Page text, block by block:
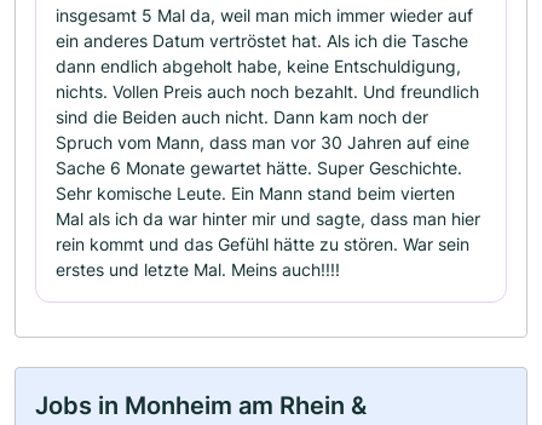
insgesamt 5 Mal da, weil man mich immer wieder auf
ein anderes Datum vertröstet hat. Als ich die Tasche
dann endlich abgeholt habe, keine Entschuldigung,
nichts. Vollen Preis auch noch bezahlt. Und freundlich
sind die Beiden auch nicht. Dann kam noch der
Spruch vom Mann, dass man vor 30 Jahren auf eine
Sache 6 Monate gewartet hätte. Super Geschichte.
Sehr komische Leute. Ein Mann stand beim vierten
Mal als ich da war hinter mir und sagte, dass man hier
rein kommt und das Gefühl hätte zu stören. War sein
erstes und letzte Mal. Meins auch!!!!
Jobs in Monheim am Rhein &